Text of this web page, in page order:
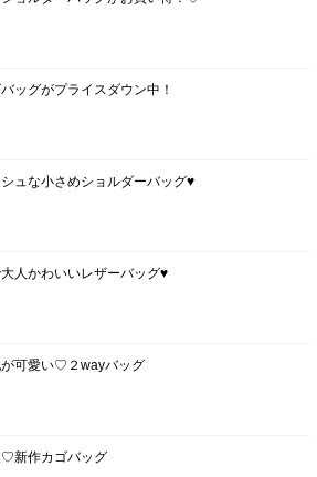
ッグがプライスダウン中！
ュな小さめショルダーバッグ♥
人かわいいレザーバッグ♥
可愛い♡２wayバッグ
新作カゴバッグ